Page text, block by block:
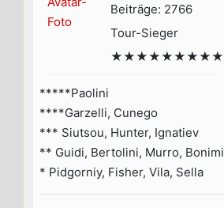
Beiträge: 2766
Tour-Sieger
★★★★★★★★★
*****Paolini
****Garzelli, Cunego
*** Siutsou, Hunter, Ignatiev
** Guidi, Bertolini, Murro, Bonimi
* Pidgorniy, Fisher, Vila, Sella